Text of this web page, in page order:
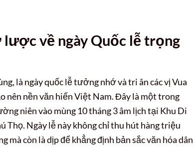
lược về ngày Quốc lễ trọng
là ngày quốc lễ tưởng nhớ và tri ân các vị Vua
nên nền văn hiến Việt Nam. Đây là một trong
niên vào mùng 10 tháng 3 âm lịch tại Khu Di
Ngày lễ này không chỉ thu hút hàng triệu
còn là dịp để khẳng định bản sắc văn hóa dân